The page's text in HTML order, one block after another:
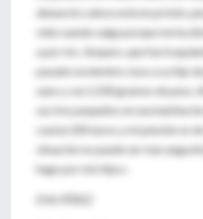
denuncié y ahora está en prisión,
vida cuando salga porque me ha
a por mí». Amparo, que fue
pasado noviembre, tuvo a su hijo
sano y con 2.200 gramos de peso.
sus tres pequeños en una
cuesta 200 euros y mi pensión es
situación no puede ser más
hago por mis hijos».
EVA PÉREZ